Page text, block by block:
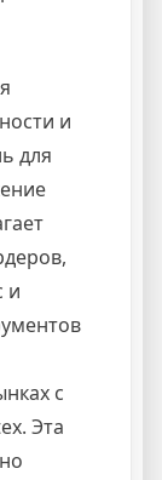
и
для
и
с
Эта